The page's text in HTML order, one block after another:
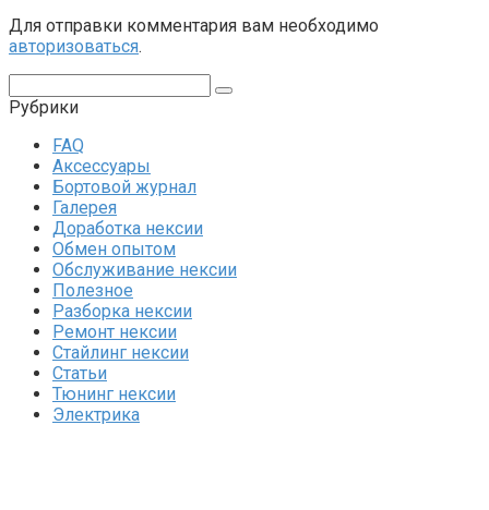
Для отправки комментария вам необходимо
авторизоваться.
Рубрики
FAQ
Аксессуары
Бортовой журнал
Галерея
Доработка нексии
Обмен опытом
Обслуживание нексии
Полезное
Разборка нексии
Ремонт нексии
Стайлинг нексии
Статьи
Тюнинг нексии
Электрика